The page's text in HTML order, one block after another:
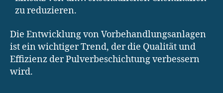
zu reduzieren.
Die Entwicklung von Vorbehandlungsanlagen
ist ein wichtiger Trend, der die Qualität und
Effizienz der Pulverbeschichtung verbessern
wird.